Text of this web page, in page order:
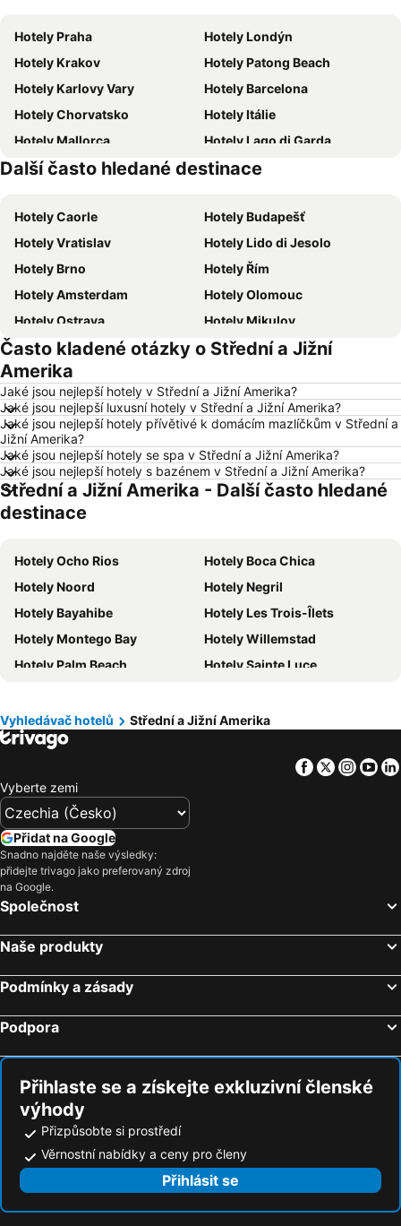
Hotely Praha
Hotely Londýn
Hotely Krakov
Hotely Patong Beach
Hotely Karlovy Vary
Hotely Barcelona
Hotely Chorvatsko
Hotely Itálie
Hotely Mallorca
Hotely Lago di Garda
Hotely Česká republika
Hotely Šumava
Další často hledané destinace
Hotely Caorle
Hotely Budapešť
Hotely Vratislav
Hotely Lido di Jesolo
Hotely Brno
Hotely Řím
Hotely Amsterdam
Hotely Olomouc
Hotely Ostrava
Hotely Mikulov
Hotely Hurghada
Hotely Znojmo
Hotely Kolobrzeg
Hotely Nice
Hotely Verona
Hotely České Budějovice
Hotely Manavgat
Hotely Český Krumlov
Hotely Krkonoše
Hotely Beskydy
Hotely Rakousko
Hotely Polsko
Hotely Albánie
Hotely Gran Canaria
Hotely Vysočina
Hotely Jeseníky
Hotely Istrie
Hotely Emilia-Romagna
Hotely Španělsko
Hotely Madeira
Hotely Moravský kras
Hotely Slovinsko
Hotely Wolfgangsee
Často kladené otázky o Střední a Jižní
Amerika
Jaké jsou nejlepší hotely v Střední a Jižní Amerika?
Jaké jsou nejlepší luxusní hotely v Střední a Jižní Amerika?
Jaké jsou nejlepší hotely přívětivé k domácím mazlíčkům v Střední a
Jižní Amerika?
Jaké jsou nejlepší hotely se spa v Střední a Jižní Amerika?
Jaké jsou nejlepší hotely s bazénem v Střední a Jižní Amerika?
Střední a Jižní Amerika - Další často hledané
destinace
Hotely Ocho Rios
Hotely Boca Chica
Hotely Noord
Hotely Negril
Hotely Bayahibe
Hotely Les Trois-Îlets
Hotely Montego Bay
Hotely Willemstad
Hotely Palm Beach
Hotely Sainte Luce
Hotely Cayo Santa María
Hotely Panama
Hotely Cusco
Hotely Cayo Guillermo
Hotely Puerto Viejo de Talamanca
Hotely Kingstown
Hotely Juan Dolio
Hotely Freeport
Hotely San Juan
Hotely Medellín
Hotely Río Hato
Hotely Playa Dorada
Hotely Holguín
Hotely Bocas del Toro
Hotely San José
Vyhledávač hotelů Střední a Jižní Amerika
Facebook
Twitter
Vyberte zemi
Přidat na Google
Snadno najděte naše výsledky:
přidejte trivago jako preferovaný zdroj
na Google.
Společnost
Naše produkty
Podmínky a zásady
Podpora
Přihlaste se a získejte exkluzivní členské
výhody
Přizpůsobte si prostředí
Věrnostní nabídky a ceny pro členy
Přihlásit se